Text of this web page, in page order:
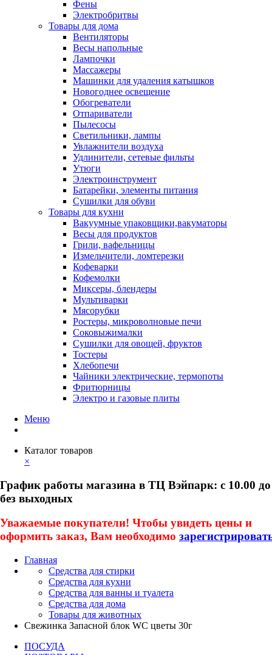
Фены
Электробритвы
Товары для дома
Вентиляторы
Весы напольные
Лампочки
Массажеры
Машинки для удаления катышков
Новогоднее освещение
Обогреватели
Отпариватели
Пылесосы
Светильники, лампы
Увлажнители воздуха
Удлинители, сетевые фильты
Утюги
Электроинструмент
Батарейки, элементы питания
Сушилки для обуви
Товары для кухни
Вакуумные упаковщики,вакуматоры
Весы для продуктов
Грили, вафельницы
Измельчители, ломтерезки
Кофеварки
Кофемолки
Миксеры, блендеры
Мультиварки
Мясорубки
Ростеры, микроволновые печи
Соковыжималки
Сушилки для овощей, фруктов
Тостеры
Хлебопечи
Чайники электрические, термопоты
Фритюрницы
Электро и газовые плиты
Меню
Каталог товаров
×
График работы магазина в ТЦ Вэйпарк: с 10.00 до
без выходных
Уважаемые покупатели! Чтобы увидеть цены и
оформить заказ, Вам необходимо
Главная
Средства для стирки
Средства для кухни
Средства для ванны и туалета
Средства для дома
Товары для животных
Свежинка Запасной блок WC цветы 30г
ПОСУДА